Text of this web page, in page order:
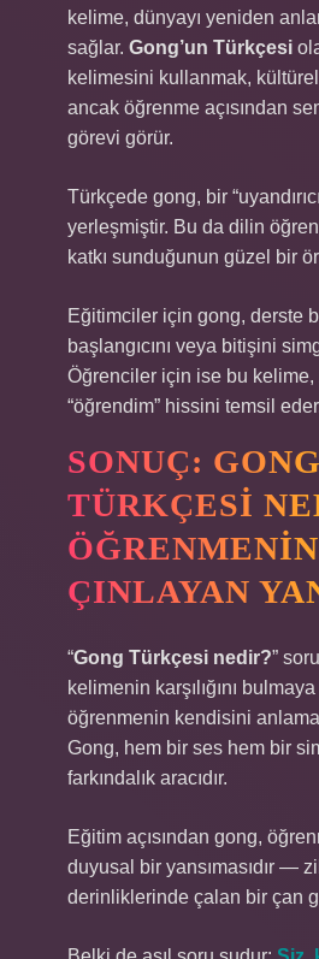
kelime, dünyayı yeniden
sağlar. Gong’un Türkçesi
kelimesini kullanmak,
ancak öğrenme açısından
görevi görür.
Türkçede gong, bir
yerleşmiştir. Bu da dilin
katkı sunduğunun güzel bir
Eğitimciler için gong, derste
başlangıcını veya bitişini
Öğrenciler için ise bu
“öğrendim” hissini temsil
SONUÇ: GONG
TÜRKÇESI
ÖĞRENMENIN
ÇINLAYAN
“Gong Türkçesi nedir?”
kelimenin karşılığını
öğrenmenin kendisini
Gong, hem bir ses hem bir
farkındalık aracıdır.
Eğitim açısından gong,
duyusal bir yansımasıdır —
derinliklerinde çalan bir çan